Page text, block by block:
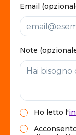
Email
Note
Ho letto l'